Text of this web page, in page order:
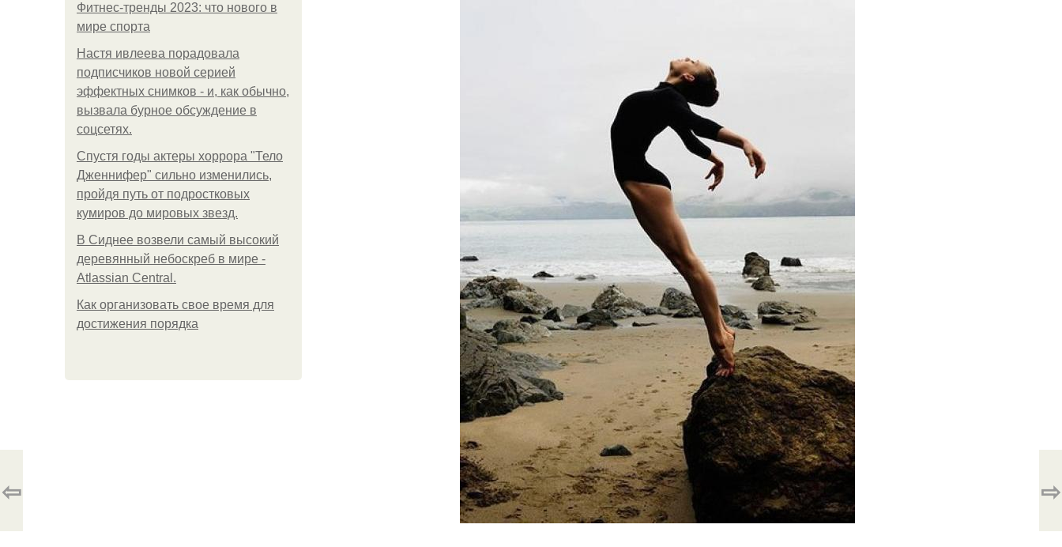
Фитнес-тренды 2023: что нового в
мире спорта
Настя ивлеева порадовала
подписчиков новой серией
эффектных снимков - и, как обычно,
вызвала бурное обсуждение в
соцсетях.
Спустя годы актеры хоррора "Тело
Дженнифер" сильно изменились,
пройдя путь от подростковых
кумиров до мировых звезд.
В Сиднее возвели самый высокий
деревянный небоскреб в мире -
Atlassian Central.
Как организовать свое время для
достижения порядка
⇦ ⇨